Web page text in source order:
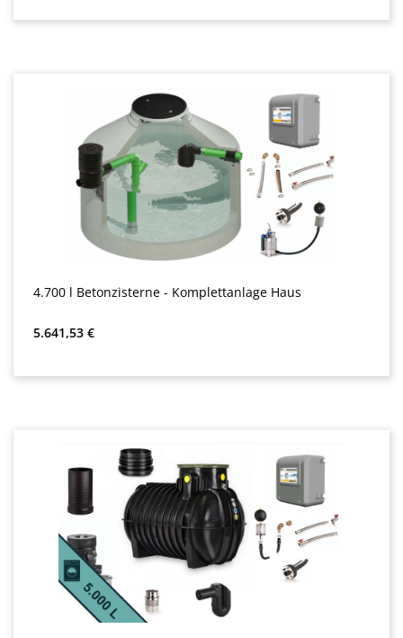
4.700 l Betonzisterne - Komplettanlage Haus
Precio normal:
5.641,53 €